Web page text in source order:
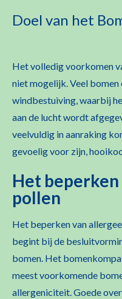
Doel van het
Het volledig voorkomen
niet mogelijk. Veel
windbestuiving, waarbij
aan de lucht wordt
veelvuldig in aanraking
gevoelig voor zijn,
Het
pollen
Het beperken van
begint bij de
bomen. Het
meest voorkomende
allergeniciteit. Goede